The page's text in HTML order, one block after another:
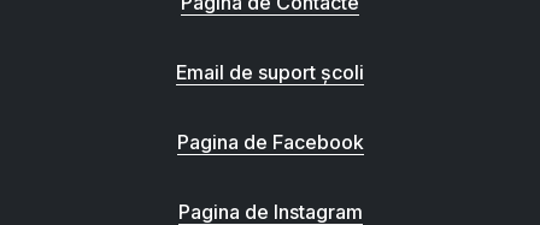
Email de suport școli
Pagina de Facebook
Pagina de Instagram